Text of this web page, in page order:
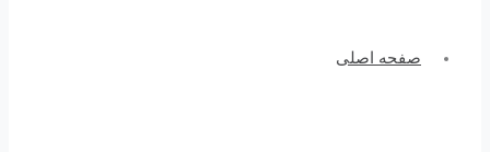
صفحه اصلی